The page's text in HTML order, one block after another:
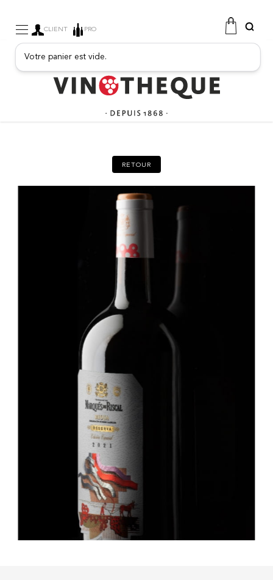
MOUSSEUX
BOISSONS FRUITÉES
PORTO
NOUVEAUTÉS
FREE
FRAIS DE TRANSPORT OFFERTS
Dès 99 CHF
d'achat
LIVRAISON RAPIDE
et soignée
PAIEMENT SÉCURISÉ
CLIENT PRO
Votre panier est vide.
RETOUR